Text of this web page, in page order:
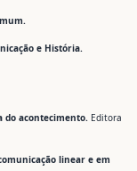
e História.
do acontecimento. Editora
linear e em